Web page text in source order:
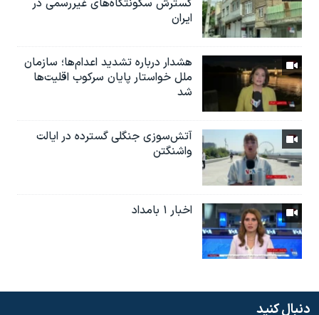
گسترش سکونتگاه‌های غیررسمی در
ایران
هشدار درباره تشدید اعدام‌ها؛ سازمان
ملل خواستار پایان سرکوب اقلیت‌ها
شد
آتش‌سوزی جنگلی گسترده در ایالت
واشنگتن
اخبار ۱ بامداد
دنبال کنید